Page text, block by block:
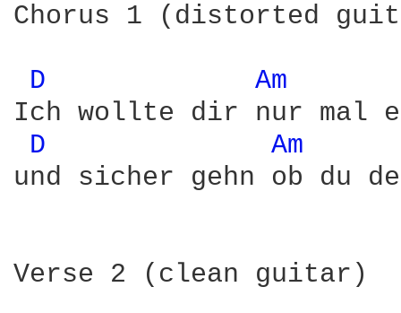
Chorus 1 (distorted
D
Am
Ich wollte dir nur mal
D
Am
und sicher gehn ob du
Verse 2 (clean guitar)